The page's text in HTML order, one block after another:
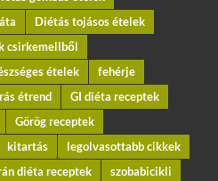
Diétás tojásos ételek
csirkemellből
ételek
fehérje
étrend
GI diéta receptek
Görög receptek
kitartás
legolvasottabb cikkek
diéta receptek
szobabicikli